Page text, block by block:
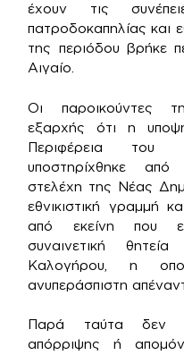
έχουν τις
πατροδοκαπηλίας και
της περιόδου βρήκε
Αιγαίο.
Οι παροικούντες
εξαρχής ότι η
Περιφέρεια του
υποστηρίχθηκε από
στελέχη της Νέας
εθνικιστική γραμμή
από εκείνη που
συναινετική
Καλογήρου, η
ανυπεράσπιστη
Παρά ταύτα δεν
απόρριψης ή